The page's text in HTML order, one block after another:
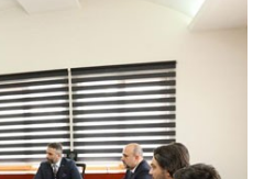
Başkanı Sayın
Flekssit’te
Orhan Aydın, Başkan